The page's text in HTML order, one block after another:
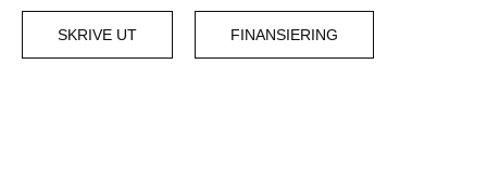
SKRIVE UT FINANSIERING